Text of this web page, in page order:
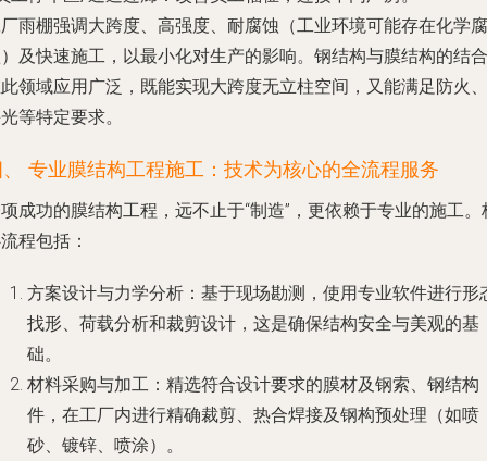
雨棚强调大跨度、高强度、耐腐蚀（工业环境可能存在化学腐
及快速施工，以最小化对生产的影响。钢结构与膜结构的结合
领域应用广泛，既能实现大跨度无立柱空间，又能满足防火、
等特定要求。
专业膜结构工程施工：技术为核心的全流程服务
成功的膜结构工程，远不止于“制造”，更依赖于专业的施工。
程包括：
方案设计与力学分析 ：基于现场勘测，使用专业软件进行形
找形、荷载分析和裁剪设计，这是确保结构安全与美观的基
础。
材料采购与加工 ：精选符合设计要求的膜材及钢索、钢结构
件，在工厂内进行精确裁剪、热合焊接及钢构预处理（如喷
砂、镀锌、喷涂）。